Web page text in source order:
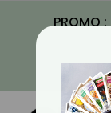
PROMO